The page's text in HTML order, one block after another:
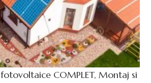
COMPLET, Montaj si